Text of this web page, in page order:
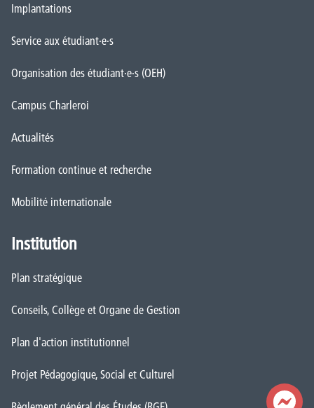
Implantations
Service aux étudiant·e·s
Organisation des étudiant·e·s (OEH)
Campus Charleroi
Actualités
Formation continue et recherche
Mobilité internationale
Institution
Plan stratégique
Conseils, Collège et Organe de Gestion
Plan d'action institutionnel
Projet Pédagogique, Social et Culturel